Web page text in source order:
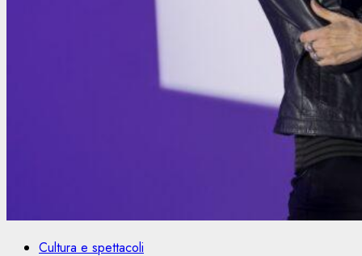
Cultura e spettacoli